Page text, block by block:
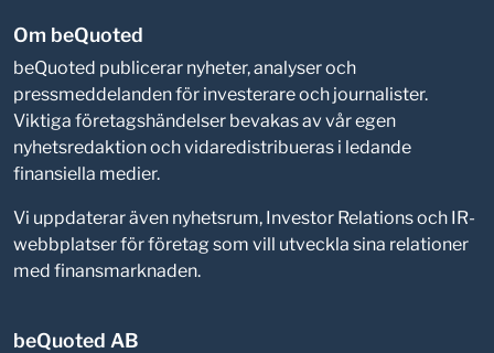
Om beQuoted
beQuoted publicerar nyheter, analyser och
pressmeddelanden för investerare och journalister.
Viktiga företagshändelser bevakas av vår egen
nyhetsredaktion och vidaredistribueras i ledande
finansiella medier.
Vi uppdaterar även nyhetsrum, Investor Relations och IR-
webbplatser för företag som vill utveckla sina relationer
med finansmarknaden.
beQuoted AB